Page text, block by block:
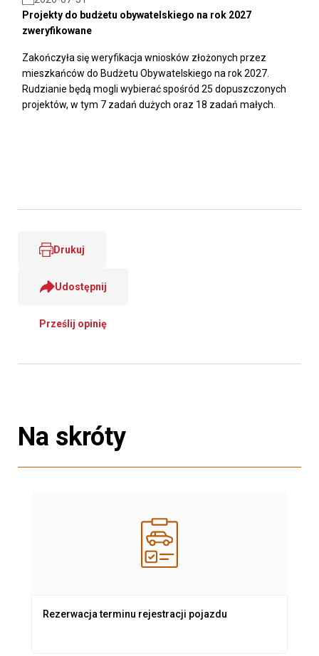
Projekty do budżetu obywatelskiego na rok 2027
zweryfikowane
Zakończyła się weryfikacja wniosków złożonych przez
mieszkańców do Budżetu Obywatelskiego na rok 2027.
Rudzianie będą mogli wybierać spośród 25 dopuszczonych
projektów, w tym 7 zadań dużych oraz 18 zadań małych.
Drukuj
Udostępnij
Prześlij opinię
Na skróty
Rezerwacja terminu rejestracji pojazdu